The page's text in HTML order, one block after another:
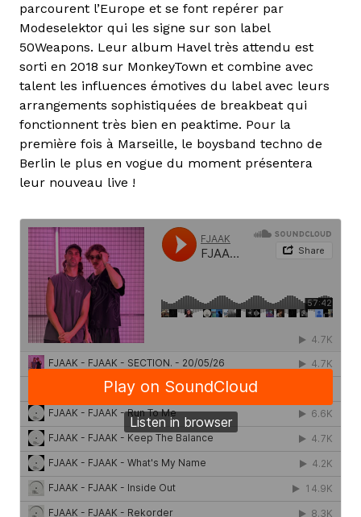
parcourent l’Europe et se font repérer par
Modeselektor qui les signe sur son label
50Weapons. Leur album Havel très attendu est
sorti en 2018 sur MonkeyTown et combine avec
talent les influences émotives du label avec leurs
arrangements sophistiquées de breakbeat qui
fonctionnent très bien en peaktime. Pour la
première fois à Marseille, le boysband techno de
Berlin le plus en vogue du moment présentera
leur nouveau live !